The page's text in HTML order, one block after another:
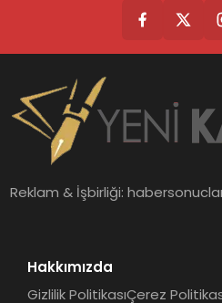
Reklam & İşbirliği:
Hakkımızda
Gizlilik PolitikasıÇerez